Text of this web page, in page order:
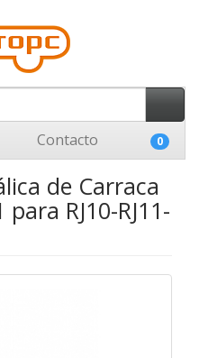
Contacto 0
de Carraca
RJ10-RJ11-